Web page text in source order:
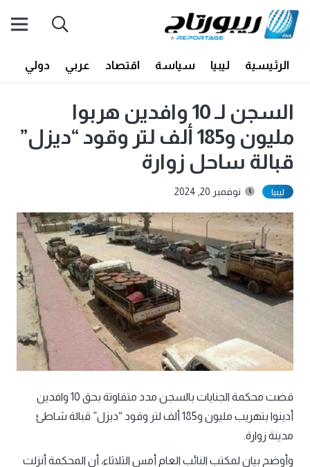
الرئيسية ليبيا سياسة اقتصاد عربي دولي
السجن لـ 10 وافدين هربوا
مليون و185 ألف لتر وقود “ديزل”
قبالة ساحل زوارة
ليبيا نوفمبر 20, 2024
قضت محكمة الجنايات بالسجن مدد متفاوتة بحق 10 وافدين
أدينوا بتهريب مليون و185 ألف لتر وقود “ديزل” قبالة شاطئ
مدينة زوارة.
وأوضح بيان لمكتب النائب العام أمس الثلاثاء، أن المحكمة أنزلت